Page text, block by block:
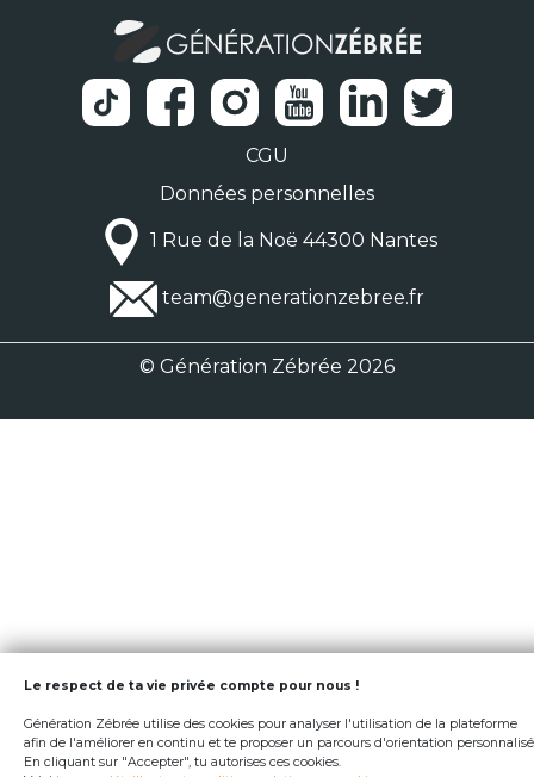
CGU
Données personnelles
1 Rue de la Noë 44300 Nantes
team@generationzebree.fr
© Génération Zébrée 2026
Le respect de ta vie privée compte pour nous !
Génération Zébrée utilise des cookies pour analyser l'utilisation de la plateforme
afin de l'améliorer en continu et te proposer un parcours d'orientation
En cliquant sur "Accepter", tu autorises ces cookies.